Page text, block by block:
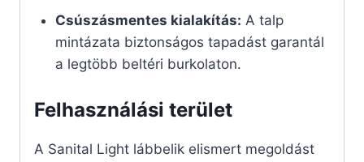
Csúszásmentes kialakítás: A talp
mintázata biztonságos tapadást garantál
a legtöbb beltéri burkolaton.
Felhasználási terület
A Sanital Light lábbelik elismert megoldást